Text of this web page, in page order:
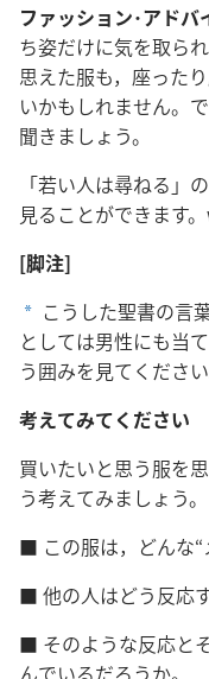
ファッション･アドバ
ち姿だけに気を取ら
思えた服も，座った
いかもしれません。
聞きましょう。
「若い人は尋ねる」
見ることができます
[脚注]
a こうした聖書の言
としては男性にも当て
う囲みを見てください
考えてみてください
買いたいと思う服を
う考えてみましょう。
■ この服は，どんな“
■ 他の人はどう反応
■ そのような反応と
んでいるだろうか。